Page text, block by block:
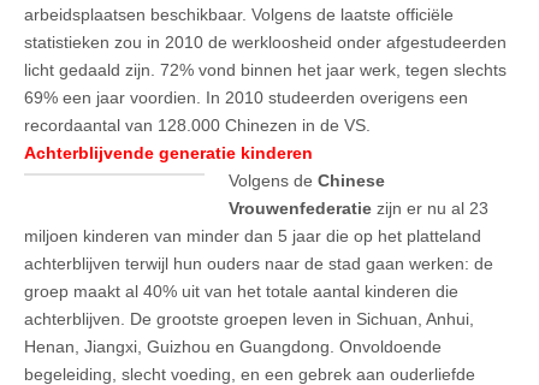
arbeidsplaatsen beschikbaar. Volgens de laatste officiële
statistieken zou in 2010 de werkloosheid onder afgestudeerden
licht gedaald zijn. 72% vond binnen het jaar werk, tegen slechts
69% een jaar voordien. In 2010 studeerden overigens een
recordaantal van 128.000 Chinezen in de VS.
Achterblijvende generatie kinderen
Volgens de Chinese
Vrouwenfederatie zijn er nu al 23
miljoen kinderen van minder dan 5 jaar die op het platteland
achterblijven terwijl hun ouders naar de stad gaan werken: de
groep maakt al 40% uit van het totale aantal kinderen die
achterblijven. De grootste groepen leven in Sichuan, Anhui,
Henan, Jiangxi, Guizhou en Guangdong. Onvoldoende
begeleiding, slecht voeding, en een gebrek aan ouderliefde